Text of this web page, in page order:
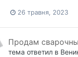
26 травня, 2023
Продам
тема ответил в